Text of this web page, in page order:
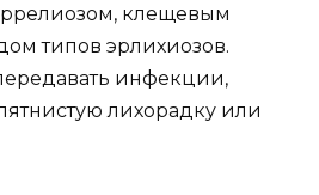
клещевым
типов эрлихиозов.
инфекции,
лихорадку или